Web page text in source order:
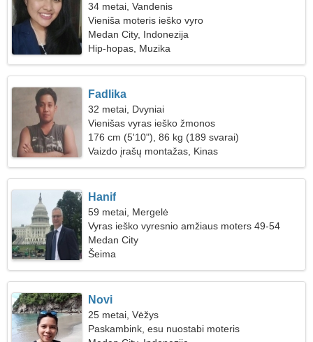
34 metai, Vandenis
Vieniša moteris ieško vyro
Medan City, Indonezija
Hip-hopas, Muzika
Fadlika
32 metai, Dvyniai
Vienišas vyras ieško žmonos
176 cm (5'10"), 86 kg (189 svarai)
Vaizdo įrašų montažas, Kinas
Hanif
59 metai, Mergelė
Vyras ieško vyresnio amžiaus moters 49-54
Medan City
Šeima
Novi
25 metai, Vėžys
Paskambink, esu nuostabi moteris